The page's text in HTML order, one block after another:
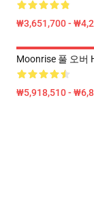
₩3,651,700 -
Moonrise 풀 오버
₩5,918,510 -